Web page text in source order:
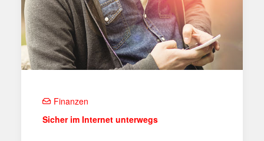
Finanzen
Sicher im Internet unterwegs